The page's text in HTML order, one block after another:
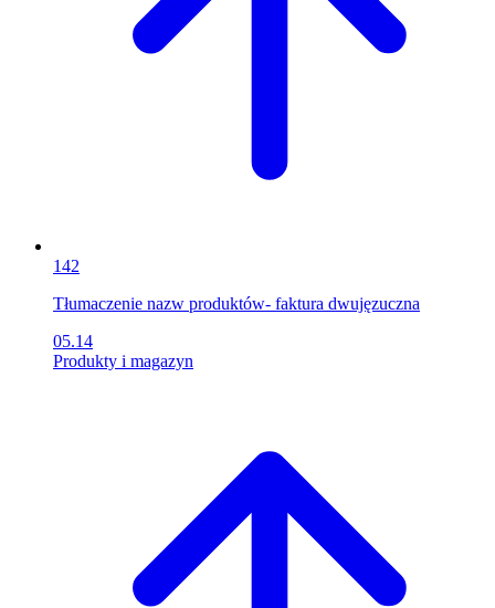
142
Tłumaczenie nazw produktów- faktura dwujęzuczna
05.14
Produkty i magazyn